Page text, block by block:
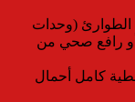
الطوارئ (وحدات
رافع صحي من
كامل أحمال